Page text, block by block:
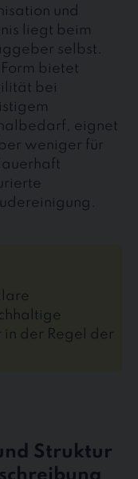
und
liegt beim
selbst.
Form bietet
bei
eignet
weniger für
der Regel der
Struktur